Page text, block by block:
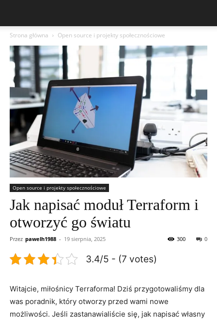
Strona główna Open source i projekty społecznościowe
Open source i projekty społecznościowe
Jak napisać moduł Terraform i
otworzyć go światu
Przez pawelh1988 - 19 sierpnia, 2025 0
300
3.4/5 - (7 votes)
Witajcie, miłośnicy ‌Terraforma! Dziś ⁢przygotowaliśmy ‍dla
was poradnik,⁢ który otworzy ⁤przed wami nowe
możliwości. Jeśli ‌zastanawialiście⁣ się, jak napisać własny